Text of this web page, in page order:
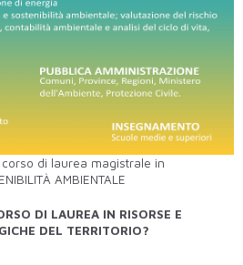
di laurea magistrale in
AMBIENTALE
DI LAUREA IN RISORSE E
DEL TERRITORIO?